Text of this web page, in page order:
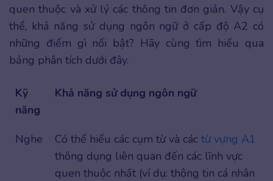
quen thuộc và xử lý các thông tin đơn giản. Vậy cụ
thể, khả năng sử dụng ngôn ngữ ở cấp độ A2 có
những điểm gì nổi bật? Hãy cùng tìm hiểu qua
bảng phân tích dưới đây.
Kỹ
năng
Khả năng sử dụng ngôn ngữ
Nghe Có thể hiểu các cụm từ và các từ vựng A1
thông dụng liên quan đến các lĩnh vực
quen thuộc nhất (ví dụ: thông tin cá nhân